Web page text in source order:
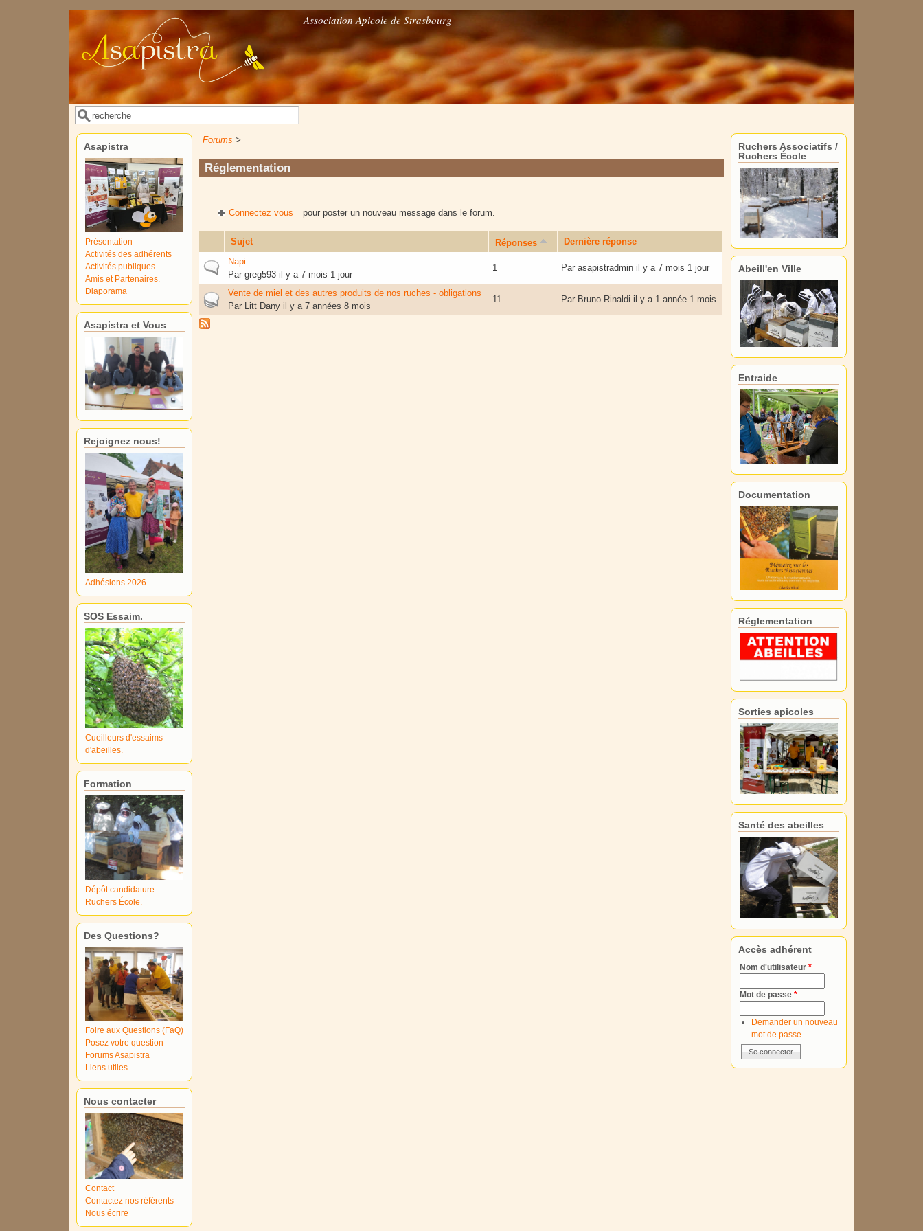
Association Apicole de Strasbourg
Formulaire de recherche
Rechercher
Forums >
Réglementation
Connectez vous pour poster un nouveau message dans le forum.
Sujet Réponses Dernière réponse
Sujet normal
Napi
Pargreg593 il y a 7 mois 1 jour
1 Parasapistradmin il y a 7 mois 1 jour
Sujet actifVente de miel et des autres produits de nos ruches - obligations
Par
Litt Dany il y a 7 années 8 mois
11 Par Bruno Rinaldi il y a 1 année 1 mois
Asapistra
Présentation
Activités des adhérents
Activités publiques
Amis et Partenaires.
Diaporama
Asapistra et Vous
Rejoignez nous!
Adhésions 2026.
SOS Essaim.
Cueilleurs d'essaims
d'abeilles.
Formation
Dépôt candidature.
Ruchers École.
Des Questions?
Foire aux Questions (FaQ)
Posez votre question
Forums Asapistra
Liens utiles
Nous contacter
Contact
Contactez nos référents
Nous écrire
Ruchers Associatifs /
Ruchers École
Abeill'en Ville
Entraide
Documentation
Réglementation
Sorties apicoles
Santé des abeilles
Accès adhérent
Nom d'utilisateur *
Mot de passe *
Demander un nouveau
mot de passe